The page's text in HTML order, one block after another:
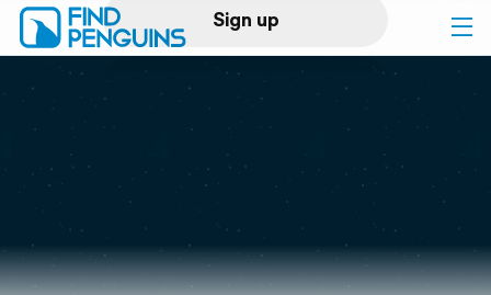
Sign up
Log in
Print a book
Flyover video